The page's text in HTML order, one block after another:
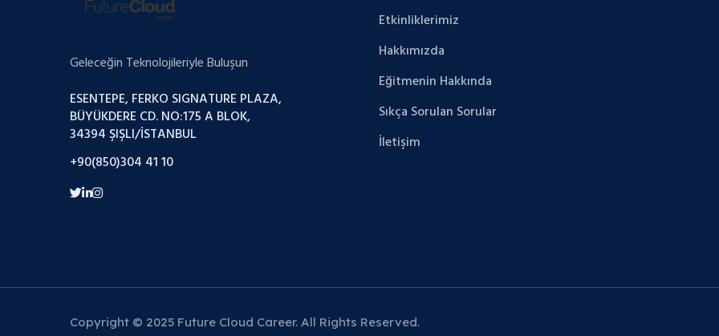
Geleceğin Teknolojileriyle Buluşun
ESENTEPE, FERKO SIGNATURE PLAZA,
BÜYÜKDERE CD. NO:175 A BLOK,
34394 ŞIŞLI/İSTANBUL
+90(850)304 41 10
Etkinliklerimiz
Hakkımızda
Eğitmenin Hakkında
Sıkça Sorulan Sorular
İletişim
Copyright © 2025 Future Cloud Career. All Rights Reserved.